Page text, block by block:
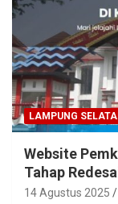
LAMPUNG
Website
Tahap
Mudah
14 Agustus 2025